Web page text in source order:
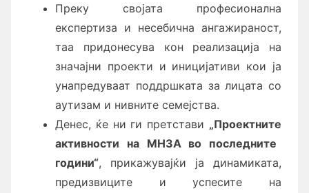
Преку својата професионална
експертиза и несебична ангажираност,
таа придонесува кон реализација на
значајни проекти и иницијативи кои ја
унапредуваат поддршката за лицата со
аутизам и нивните семејства.
Денес, ќе ни ги претстави „Проектните
активности на МНЗА во последните
години“, прикажувајќи ја динамиката,
предизвиците и успесите на